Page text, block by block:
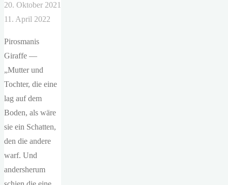
20. Oktober 2021
11. April 2022
Pirosmanis
Giraffe —
„Mutter und
Tochter, die eine
lag auf dem
Boden, als wäre
sie ein Schatten,
den die andere
warf. Und
andersherum